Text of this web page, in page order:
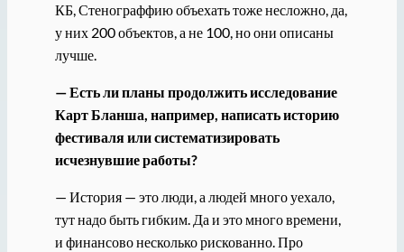
КБ, Стенограффию объехать тоже несложно, да,
у них 200 объектов, а не 100, но они описаны
лучше.
— Есть ли планы продолжить исследование
Карт Бланша, например, написать историю
фестиваля или систематизировать
исчезнувшие работы?
— История — это люди, а людей много уехало,
тут надо быть гибким. Да и это много времени,
и финансово несколько рискованно. Про